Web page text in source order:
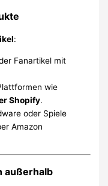
:
Fanartikel mit
wie
Shopify.
oder Spiele
Amazon
außerhalb